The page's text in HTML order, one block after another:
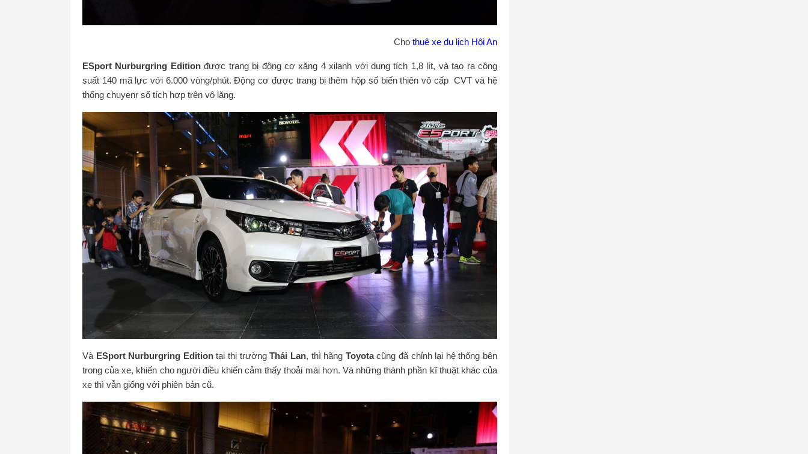
Cho thuê xe du lịch Hội An
ESport Nurburgring Editionđược trang bị động cơ xăng 4 xilanh với dung tích 1,8 lít, và tạo ra công
suất 140 mã lực với 6.000 vòng/phút. Động cơ được trang bị thêm hộp số biến thiên vô cấp CVT và hệ
thống chuyenr số tích hợp trên vô lăng.
Và ESport Nurburgring Editiontại thị trườngThái Lan, thì hãng Toyotacũng đã chỉnh lại hệ thống bên
trong của xe, khiến cho người điều khiển cảm thấy thoải mái hơn. Và những thành phần kĩ thuật khác của
xe thì vẫn giống với phiên bản cũ.